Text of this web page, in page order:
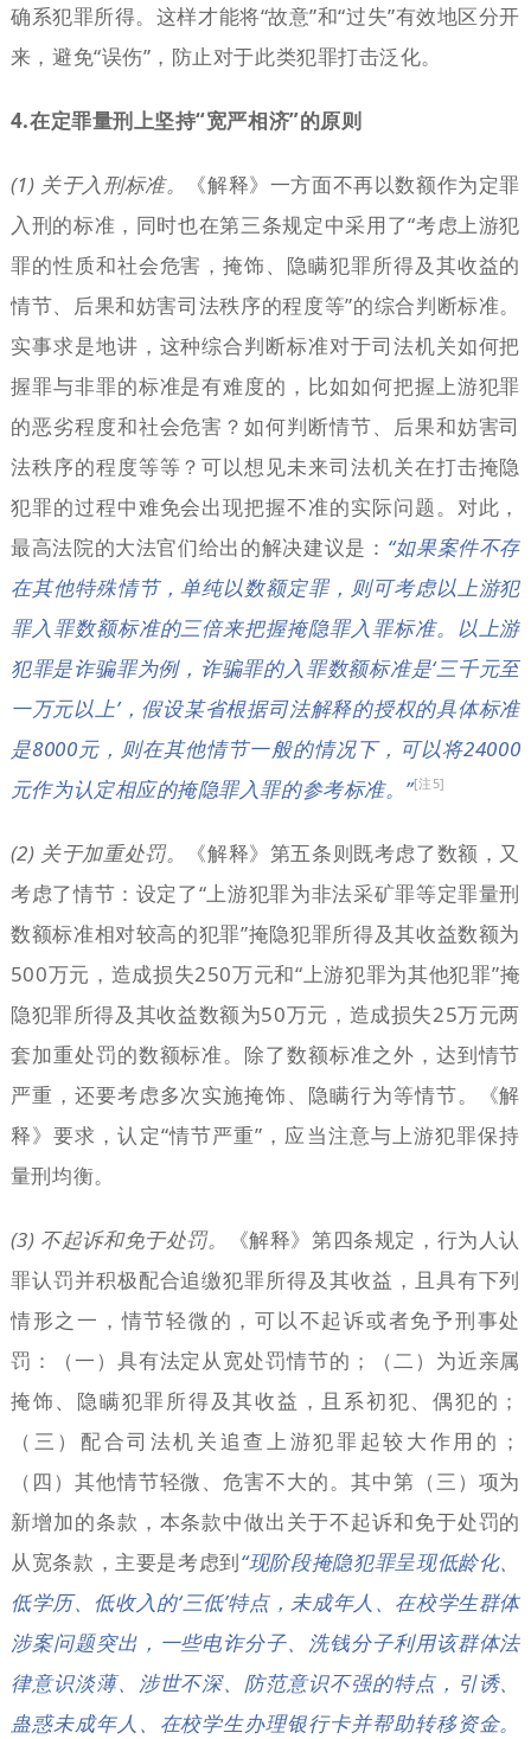
确系犯罪所得。这样才能将“故意”和“过失”有效地区分开
来，避免“误伤”，防止对于此类犯罪打击泛化。
4.在定罪量刑上坚持“宽严相济”的原则
(1) 关于入刑标准。
《解释》一方面不再以数额作为定罪
入刑的标准，同时也在第三条规定中采用了“考虑上游犯
罪的性质和社会危害，掩饰、隐瞒犯罪所得及其收益的
情节、后果和妨害司法秩序的程度等”的综合判断标准。
实事求是地讲，这种综合判断标准对于司法机关如何把
握罪与非罪的标准是有难度的，比如如何把握上游犯罪
的恶劣程度和社会危害？如何判断情节、后果和妨害司
法秩序的程度等等？可以想见未来司法机关在打击掩隐
犯罪的过程中难免会出现把握不准的实际问题。对此，
最高法院的大法官们给出的解决建议是： “如果案件不存
在其他特殊情节，单纯以数额定罪，则可考虑以上游犯
罪入罪数额标准的三倍来把握掩隐罪入罪标准。以上游
犯罪是诈骗罪为例，诈骗罪的入罪数额标准是‘三千元至
一万元以上’，假设某省根据司法解释的授权的具体标准
是8000元，则在其他情节一般的情况下，可以将24000
元作为认定相应的掩隐罪入罪的参考标准。”[注5]
(2) 关于加重处罚。
《解释》第五条则既考虑了数额，又
考虑了情节：设定了“上游犯罪为非法采矿罪等定罪量刑
数额标准相对较高的犯罪”掩隐犯罪所得及其收益数额为
500万元，造成损失250万元和“上游犯罪为其他犯罪”掩
隐犯罪所得及其收益数额为50万元，造成损失25万元两
套加重处罚的数额标准。除了数额标准之外，达到情节
严重，还要考虑多次实施掩饰、隐瞒行为等情节。《解
释》要求，认定“情节严重”，应当注意与上游犯罪保持
量刑均衡。
(3) 不起诉和免于处罚。
《解释》第四条规定，行为人认
罪认罚并积极配合追缴犯罪所得及其收益，且具有下列
情形之一，情节轻微的，可以不起诉或者免予刑事处
罚：（一）具有法定从宽处罚情节的；（二）为近亲属
掩饰、隐瞒犯罪所得及其收益，且系初犯、偶犯的；
（三）配合司法机关追查上游犯罪起较大作用的；
（四）其他情节轻微、危害不大的。其中第（三）项为
新增加的条款，本条款中做出关于不起诉和免于处罚的
从宽条款，主要是考虑到“现阶段掩隐犯罪呈现低龄化、
低学历、低收入的‘三低’特点，未成年人、在校学生群体
涉案问题突出，一些电诈分子、洗钱分子利用该群体法
律意识淡薄、涉世不深、防范意识不强的特点，引诱、
蛊惑未成年人、在校学生办理银行卡并帮助转移资金。